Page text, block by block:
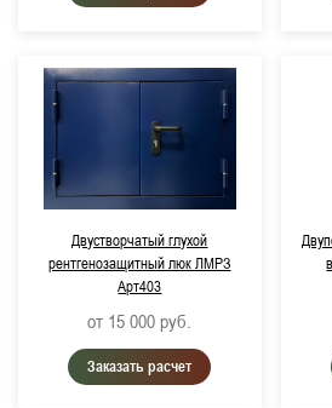
Двустворчатый глухой
рентгенозащитный люк ЛМРЗ
Арт403
от 15 000 руб.
Заказать расчет